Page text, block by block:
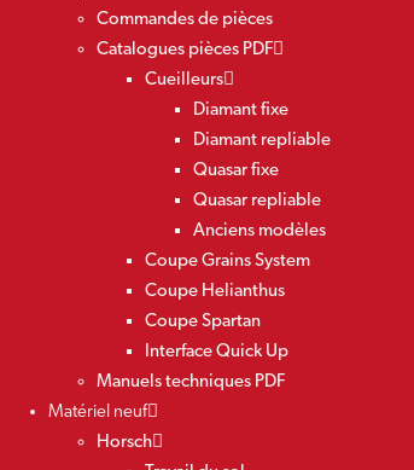
Commandes de pièces
Catalogues pièces PDF
Cueilleurs
Diamant fixe
Diamant repliable
Quasar fixe
Quasar repliable
Anciens modèles
Coupe Grains System
Coupe Helianthus
Coupe Spartan
Interface Quick Up
Manuels techniques PDF
Matériel neuf
Horsch